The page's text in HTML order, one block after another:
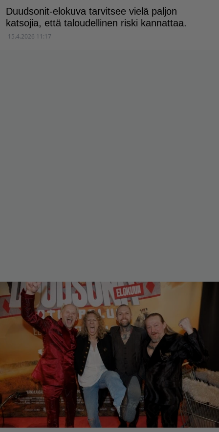
Duudsonit-elokuva tarvitsee vielä paljon
katsojia, että taloudellinen riski kannattaa.
15.4.2026 11:17